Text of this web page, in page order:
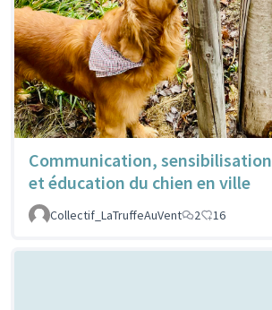
Communication, sensibilisation
et éducation du chien en ville
Collectif_LaTruffeAuVent
2 16